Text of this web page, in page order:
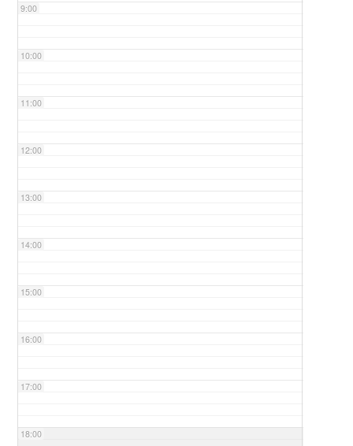
9:00
10:00
11:00
12:00
13:00
14:00
15:00
16:00
17:00
18:00